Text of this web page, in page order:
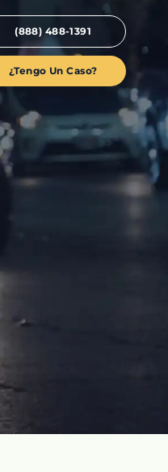
(888) 488-1391
¿Tengo Un Caso?